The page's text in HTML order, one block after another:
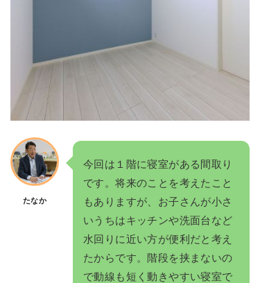
たなか
今回は１階に寝室がある間取り
です。将来のことを考えたこと
もありますが、お子さんが小さ
いうちはキッチンや洗面台など
水回りに近い方が便利だと考え
たからです。階段を挟まないの
で動線も短く動きやすい寝室で